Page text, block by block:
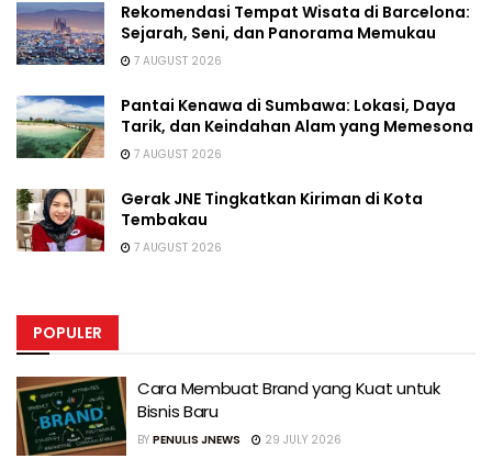
Rekomendasi Tempat Wisata di Barcelona:
Sejarah, Seni, dan Panorama Memukau
7 AUGUST 2026
Pantai Kenawa di Sumbawa: Lokasi, Daya
Tarik, dan Keindahan Alam yang Memesona
7 AUGUST 2026
Gerak JNE Tingkatkan Kiriman di Kota
Tembakau
7 AUGUST 2026
POPULER
Cara Membuat Brand yang Kuat untuk
Bisnis Baru
BY PENULIS JNEWS 29 JULY 2026